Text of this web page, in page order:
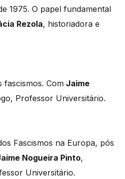
1975. O papel fundamental
Rezola, historiadora e
fascismos. Com Jaime
Professor Universitário.
Fascismos na Europa, pós
Nogueira Pinto,
Universitário.